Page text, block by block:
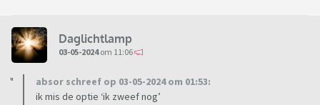
Daglichtlamp
03-05-2024om 11:06
absor schreef op 03-05-2024 om 01:53:
ik mis de optie ‘ik zweef nog’